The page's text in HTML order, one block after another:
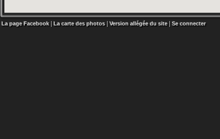
La page Facebook| La carte des photos |Version allégée du site| Se connecter